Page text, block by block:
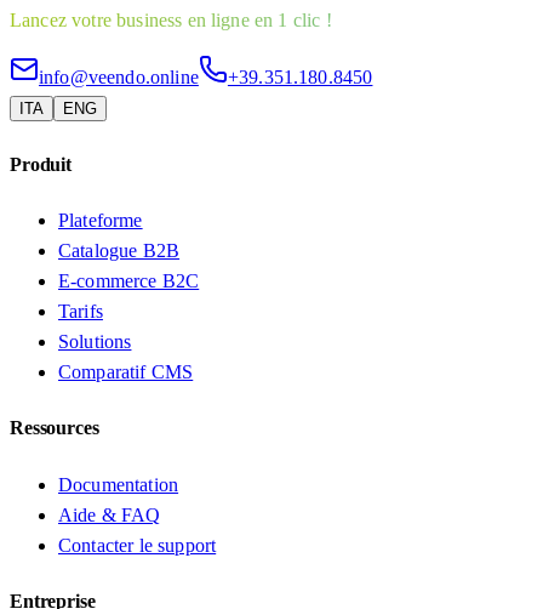
Lancez votre business en ligne en 1 clic !
info@veendo.online +39.351.180.8450
ITA ENG
Produit
Plateforme
Catalogue B2B
E-commerce B2C
Tarifs
Solutions
Comparatif CMS
Ressources
Documentation
Aide & FAQ
Contacter le support
Entreprise